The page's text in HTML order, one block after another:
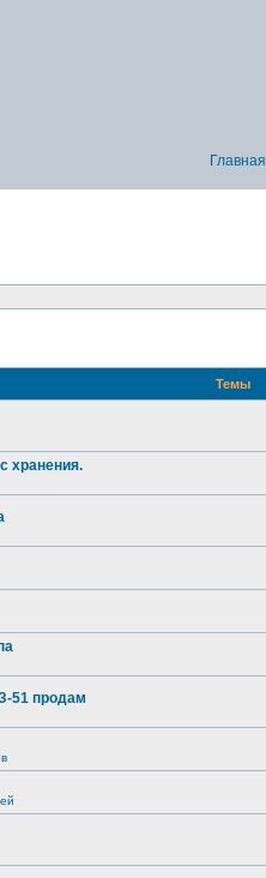
Главная
Темы
хранения.
51 продам